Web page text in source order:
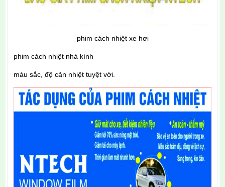
phim cách nhiệt xe hơi
phim cách nhiệt nhà kính
màu sắc, độ cản nhiệt tuyệt vời.